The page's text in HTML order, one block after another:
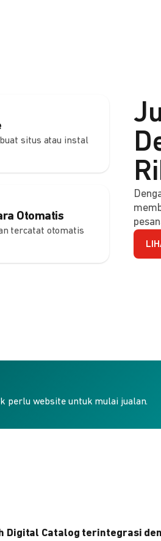
situs atau instal
Otomatis
tercatat otomatis
perlu website untuk mulai jualan.
Digital Catalog terintegrasi